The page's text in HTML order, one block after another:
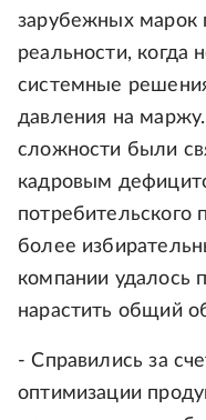
зарубежных марок
реальности, когда
системные
давления на
сложности были
кадровым
потребительского
более
компании удалось
нарастить общий
- Справились за
оптимизации